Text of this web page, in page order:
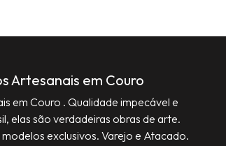
Artesanais em Couro
em Couro . Qualidade impecável e
elas são verdadeiras obras de arte.
exclusivos. Varejo e Atacado.